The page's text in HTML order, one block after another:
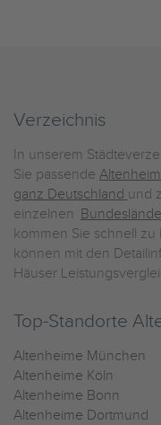
Verzeichnis
In unserem
Sie passende
ganz Deutschland und
einzelnen
kommen Sie schnell
können mit den
Häuser
Top-Standorte
Altenheime München
Altenheime Köln
Altenheime Bonn
Altenheime Dortmund